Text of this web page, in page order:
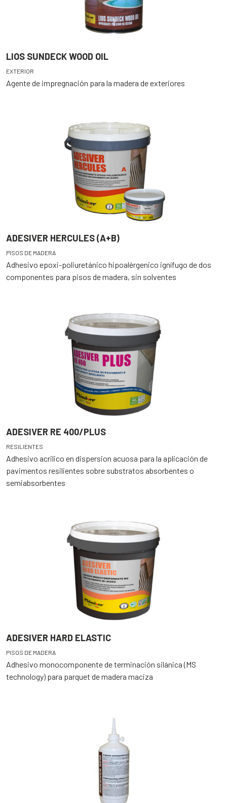
LIOS SUNDECK WOOD OIL
EXTERIOR
Agente de impregnación para la madera de exteriores
ADESIVER HERCULES (A+B)
PISOS DE MADERA
Adhesivo epoxi-poliuretánico hipoalérgenico ignífugo de dos
componentes para pisos de madera, sin solventes
ADESIVER RE 400/PLUS
RESILIENTES
Adhesivo acrilico en dispersion acuosa para la aplicación de
pavimentos resilientes sobre substratos absorbentes o
semiabsorbentes
ADESIVER HARD ELASTIC
PISOS DE MADERA
Adhesivo monocomponente de terminación silánica (MS
technology) para parquet de madera maciza